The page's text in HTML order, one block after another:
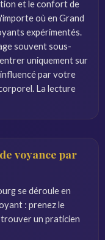
et le confort de
où en Grand
expérimentés.
souvent sous-
uniquement sur
par votre
La lecture
voyance par
se déroule en
: prenez le
un praticien